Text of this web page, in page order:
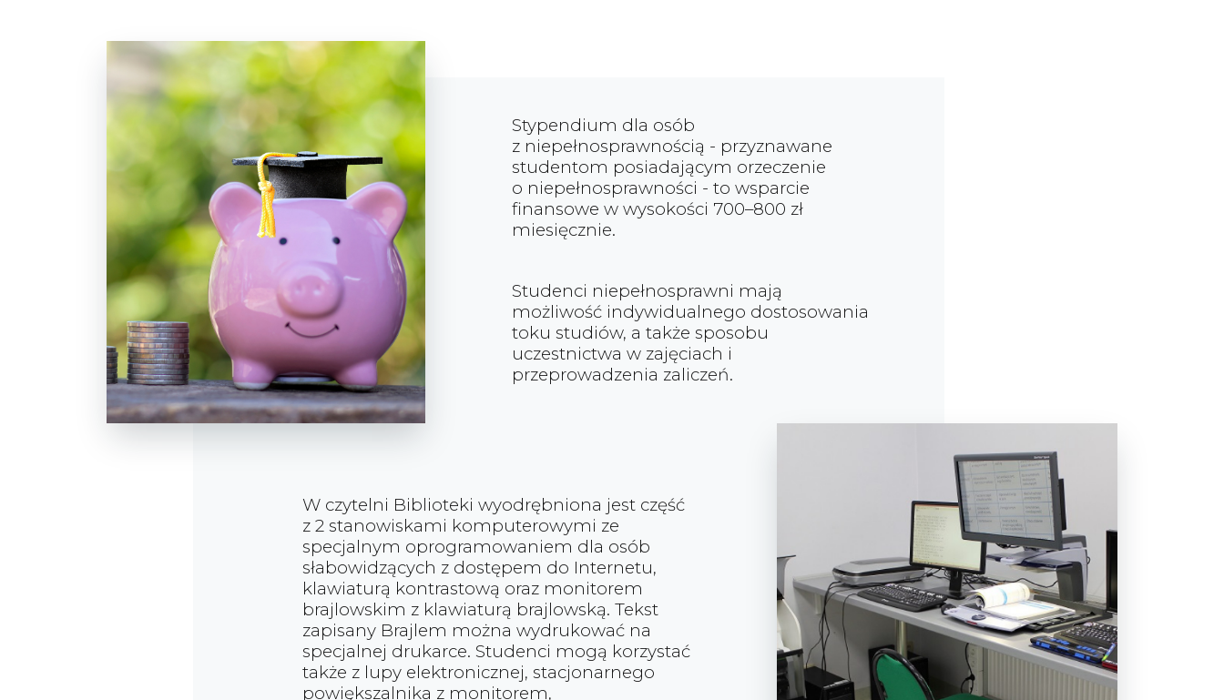
Stypendium dla osób
z niepełnosprawnością - przyznawane
studentom posiadającym orzeczenie
o niepełnosprawności - to wsparcie
finansowe w wysokości 700–800 zł
miesięcznie.
Studenci niepełnosprawni mają
możliwość indywidualnego dostosowania
toku studiów, a także sposobu
uczestnictwa w zajęciach i
przeprowadzenia zaliczeń.
W czytelni Biblioteki wyodrębniona jest część
z 2 stanowiskami komputerowymi ze
specjalnym oprogramowaniem dla osób
słabowidzących z dostępem do Internetu,
klawiaturą kontrastową oraz monitorem
brajlowskim z klawiaturą brajlowską. Tekst
zapisany Brajlem można wydrukować na
specjalnej drukarce. Studenci mogą korzystać
także z lupy elektronicznej, stacjonarnego
powiększalnika z monitorem,